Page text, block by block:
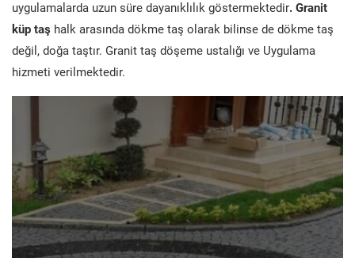
uygulamalarda uzun süre dayanıklılık göstermektedir. Granit
küp taş halk arasında dökme taş olarak bilinse de dökme taş
değil, doğa taştır. Granit taş döşeme ustalığı ve Uygulama
hizmeti verilmektedir.